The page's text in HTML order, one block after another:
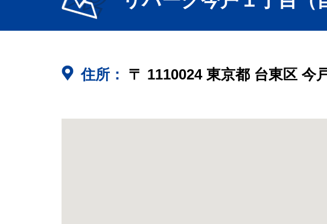
住所： 〒 1110024 東京都 台東区 今